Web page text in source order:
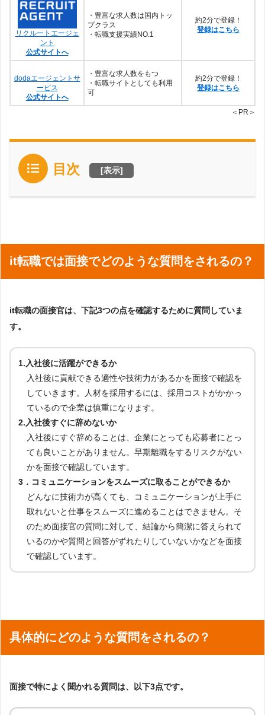
リクルートエージェ
ント
公式サイトへ
・豊富な求人数は国内トッ
プクラス
・転職支援実績NO.1
約2分で登録！
登録はこちら
dodaエージェントサ
ービス
公式サイトへ
・豊富な求人数をもつ
・転職サイトとしても利用
可
約2分で登録！
登録はこちら
＜PR＞
目次 [表示]
it転職では面接でどのような質問をされるの？
it転職の面接官は、下記3つの点を確認するために質問していま
す。
1.入社後に活躍ができるか
入社後に貢献できる適性や技術力があるかを面接で確認を
していきます。人材を採用するには、採用コストがかかっ
ているので企業は慎重になります。
2.入社後すぐに辞めないか
入社後にすぐ辞めることは、企業にとっても応募者にとっ
ても良いことがありません。早期離職をするリスクがない
かを面接で確認しています。
3．コミュニケーションをスムーズに取ることができるか
どんなに技術力が高くても、コミュニケーションが上手に
取れないと仕事をスムーズに進めることはできません。そ
のため面接官の質問に対して、結論から簡潔に答えられて
いるのかや質問と回答がずれたりしていないかなどを面接
で確認しています。
具体的にどのような質問をされるの？
面接で特によく聞かれる質問は、以下3点です。